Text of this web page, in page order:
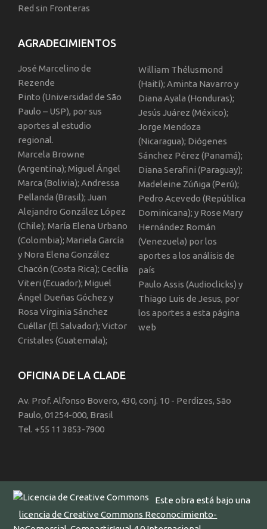
Red sin Fronteras
AGRADECIMIENTOS
José Marcelino de
Rezende
Pinto (Universidad de São
Paulo – USP), por sus
aportes al estudio
regional.
Marcela Browne
(Argentina); Miguel Ángel
Marca (Bolivia); Andressa
Pellanda (Brasil); Juan
Alejandro González López
(Chile); María Elena Urbano
(Colombia); Mariela García
y Nora Elena González
Chacón (Costa Rica); Cecilia
Viteri (Ecuador); Miguel
Ángel Dueñas Góchez y
Rosa Virginia Sánchez
Cuéllar (El Salvador); Victor
Cristales (Guatemala);
William Thélusmond
(Haití); Aminta Navarro y
Diana Ayala (Honduras);
Jesús Juárez (México);
Jorge Mendoza
(Nicaragua); Diógenes
Sánchez Pérez (Panamá);
Diana Serafini (Paraguay);
Madeleine Zúñiga (Perú);
Pedro Acevedo (República
Dominicana); y Rose Mary
Hernández Román
(Venezuela) por los
aportes a los análisis de
país
Paulo Assis (Audioclicks) y
Thiago Luis de Jesus, por
los aportes a esta página
web
OFICINA DE LA CLADE
Av. Prof. Alfonso Bovero, 430, conj. 10 - Perdizes, São
Paulo, 01254-000, Brasil
Tel. +55 11 3853-7900
Este obra está bajo una
licencia de Creative Commons Reconocimiento-